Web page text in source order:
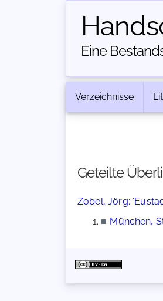
Eine
Verzeichnisse
Geteilte
Zobel, Jörg:
■ München,